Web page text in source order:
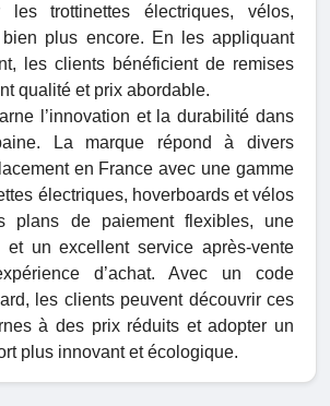
les trottinettes électriques, vélos,
bien plus encore. En les appliquant
les clients bénéficient de remises
qualité et prix abordable.
l’innovation et la durabilité dans
La marque répond à divers
en France avec une gamme
électriques, hoverboards et vélos
plans de paiement flexibles, une
et un excellent service après-vente
d’achat. Avec un code
les clients peuvent découvrir ces
à des prix réduits et adopter un
plus innovant et écologique.